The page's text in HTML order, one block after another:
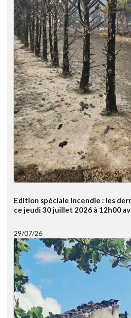
Edition spéciale Incendie : les
ce jeudi 30 juillet 2026 à 12h00
29/07/26